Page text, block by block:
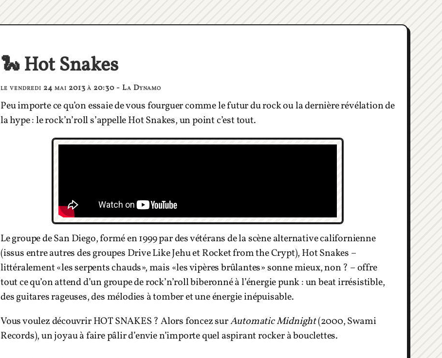
🐍 Hot Snakes
le vendredi 24 mai 2013 à 20:30 - La Dynamo
Peu importe ce qu’on essaie de vous fourguer comme le futur du rock ou la dernière révélation de
la hype : le rock’n’roll s’appelle Hot Snakes, un point c’est tout.
Le groupe de San Diego, formé en 1999 par des vétérans de la scène alternative californienne
(issus entre autres des groupes Drive Like Jehu et Rocket from the Crypt), Hot Snakes –
littéralement «les serpents chauds», mais «les vipères brûlantes» sonne mieux, non ? – offre
tout ce qu’on attend d’un groupe de rock’n’roll biberonné à l’énergie punk : un beat irrésistible,
des guitares rageuses, des mélodies à tomber et une énergie inépuisable.
Vous voulez découvrir HOT SNAKES ? Alors foncez surAutomatic Midnight(2000, Swami
Records), un joyau à faire pâlir d’envie n’importe quel aspirant rocker à bouclettes.